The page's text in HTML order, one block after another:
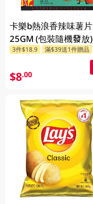
卡樂b熱浪香辣味薯片
25GM (包裝隨機發放)
3件$18.9 滿$39送1件贈品
$8.00